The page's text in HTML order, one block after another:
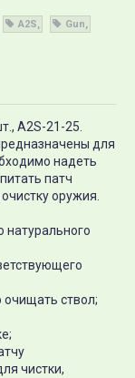
A2S
Gun
A2S-21-25.
для
надеть
патч
оружия.
натурального
ствол;
чистки,